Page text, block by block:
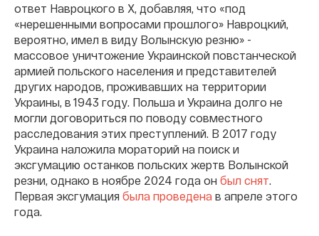
ответ Навроцкого в X, добавляя, что «под
«нерешенными вопросами прошлого» Навроцкий,
вероятно, имел в виду Волынскую резню» -
массовое уничтожение Украинской повстанческой
армией польского населения и представителей
других народов, проживавших на территории
Украины, в 1943 году. Польша и Украина долго не
могли договориться по поводу совместного
расследования этих преступлений. В 2017 году
Украина наложила мораторий на поиск и
эксгумацию останков польских жертв Волынской
резни, однако в ноябре 2024 года он был снят.
Первая эксгумация была проведена в апреле этого
года.